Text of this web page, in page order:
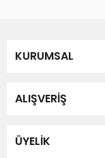
Ürün resmi
Ürün bilgilerinde
Bu ürüne benzer
KURUMSAL
ALIŞVERİŞ
ÜYELİK